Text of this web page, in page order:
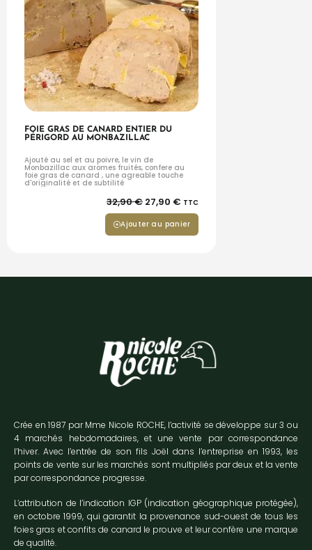
FOIE GRAS DE CANARD ENTIER DU
PÉRIGORD AU MONBAZILLAC
Ajouté au sel et au poivre, le vin de
Monbazillac aux aromes fruités, confere au
foie gras de canard , une agreable touche
d'originalité et de subtilité
32,90€ 27,90 € TTC
Ajouter au panier
Crée en 1987 par Mme Nicole ROCHE, l’activité se développe sur 3 ou
4 marchés hebdomadaires, et une vente par correspondance
l’hiver. Avec l’entrée de son fils Joël dans l’entreprise en 1993, les
points de vente sur les marchés sont multipliés par deux et la vente
par correspondance progresse.
L’attribution de l’indication IGP (indication géographique protégée),
en octobre 1999, qui garantit la provenance sud-ouest de tous les
foies gras et confits de canard le prouve et leur confère une marque
de qualité.